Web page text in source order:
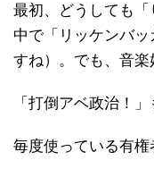
最初、どうしても
中で「リッケンバ
すね）。でも、音楽
「打倒アベ政治！
毎度使っている有